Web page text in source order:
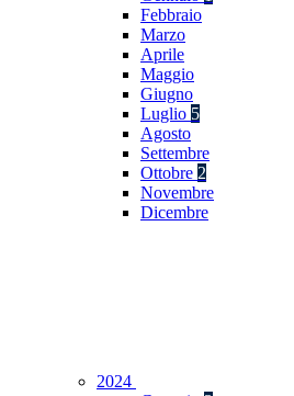
Febbraio
Marzo
Aprile
Maggio
Giugno
Luglio 5
Agosto
Settembre
Ottobre 2
Novembre
Dicembre
2024